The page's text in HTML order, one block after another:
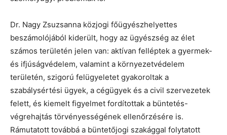
Dr. Nagy Zsuzsanna közjogi főügyészhelyettes
beszámolójából kiderült, hogy az ügyészség az élet
számos területén jelen van: aktívan felléptek a gyermek-
és ifjúságvédelem, valamint a környezetvédelem
területén, szigorú felügyeletet gyakoroltak a
szabálysértési ügyek, a cégügyek és a civil szervezetek
felett, és kiemelt figyelmet fordítottak a büntetés-
végrehajtás törvényességének ellenőrzésére is.
Rámutatott továbbá a büntetőjogi szakággal folytatott